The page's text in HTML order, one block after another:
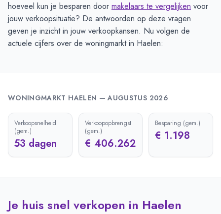
hoeveel kun je besparen door makelaars te vergelijken voor
jouw verkoopsituatie? De antwoorden op deze vragen
geven je inzicht in jouw verkoopkansen. Nu volgen de
actuele cijfers over de woningmarkt in Haelen:
WONINGMARKT HAELEN —AUGUSTUS 2026
Verkoopsnelheid
(gem.)
53 dagen
Verkoopopbrengst
(gem.)
€ 406.262
Besparing (gem.)
€ 1.198
Je huis snel verkopen in Haelen